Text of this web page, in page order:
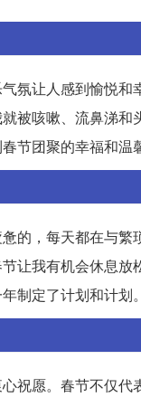
氛让人感到愉悦和
被咳嗽、流鼻涕和
节团聚的幸福和温
的，每天都在与繁
让我有机会休息放
制定了计划和计划。
祝愿。春节不仅代